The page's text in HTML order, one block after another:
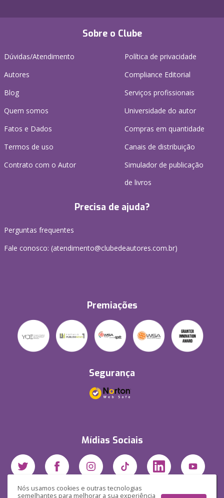
Nós usamos cookies e outras tecnologias
semelhantes para melhorar a sua experiência
Sobre o Clube
Dúvidas/Atendimento
Autores
Blog
Quem somos
Fatos e Dados
Termos de uso
Contrato com o Autor
Política de privacidade
Compliance Editorial
Serviços profissionais
Universidade do autor
Compras em quantidade
Canais de distribuição
Simulador de publicação
de livros
Precisa de ajuda?
Perguntas frequentes
Fale conosco: (atendimento@clubedeautores.com.br)
Premiações
Segurança
Mídias Sociais